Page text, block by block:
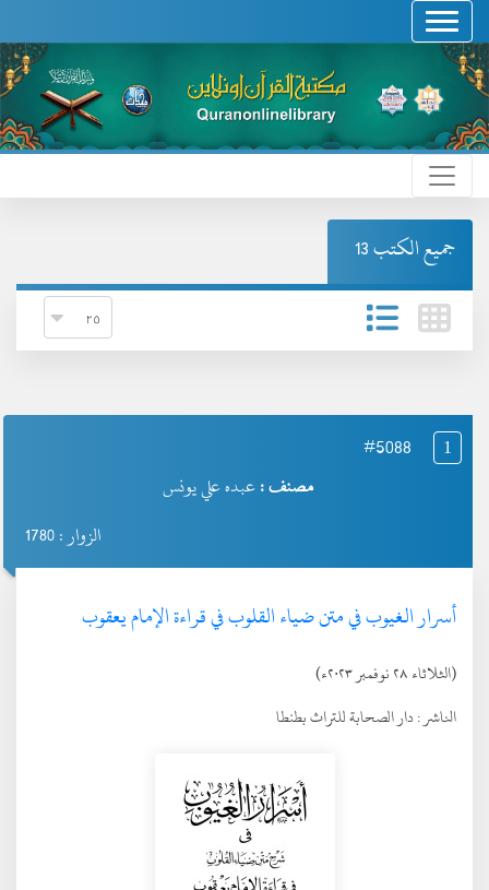
جميع الكتب 13
1
#5088
مصنف :عبده علي يونس
الزوار : 1780
أسرار الغيوب في متن ضياء القلوب في قراءة الإمام يعقوب
(الثلاثاء ٢٨ نوفمبر ٢٠٢٣ء)
الناشر :دار الصحابة للتراث بطنطا